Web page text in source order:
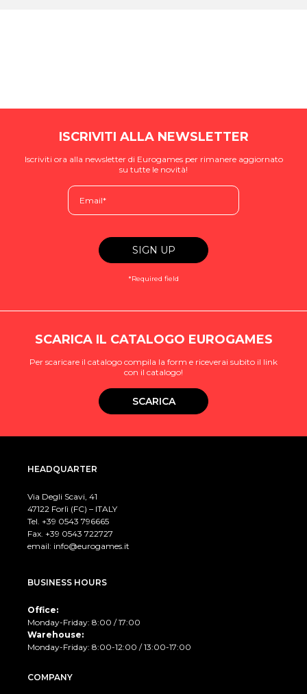
ISCRIVITI ALLA NEWSLETTER
Iscriviti ora alla newsletter di Eurogames per rimanere aggiornato
su tutte le novità!
*Required field
SCARICA IL CATALOGO EUROGAMES
Per scaricare il catalogo compila la form e riceverai subito il link
con il catalogo!
SCARICA
HEADQUARTER
Via Degli Scavi, 41
47122 Forlì (FC) – ITALY
Tel. +39 0543 796665
Fax. +39 0543 722727
email: info@eurogames.it
BUSINESS HOURS
Office:
Monday-Friday: 8:00 / 17:00
Warehouse:
Monday-Friday: 8:00-12:00 / 13:00-17:00
COMPANY